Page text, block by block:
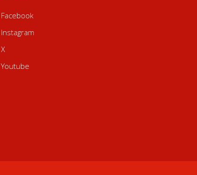
Facebook
Instagram
X
Youtube